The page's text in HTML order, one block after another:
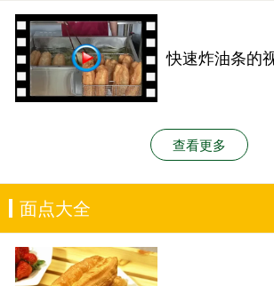
快速炸油条的
查看更多
面点大全